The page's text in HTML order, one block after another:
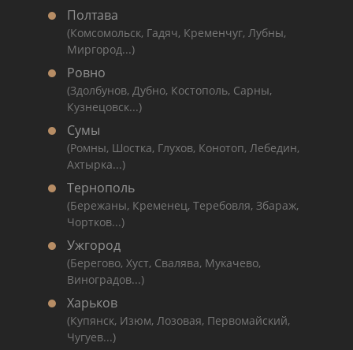
Полтава
(Комсомольск, Гадяч, Кременчуг, Лубны,
Миргород...)
Ровно
(Здолбунов, Дубно, Костополь, Сарны,
Кузнецовск...)
Сумы
(Ромны, Шостка, Глухов, Конотоп, Лебедин,
Ахтырка...)
Тернополь
(Бережаны, Кременец, Теребовля, Збараж,
Чортков...)
Ужгород
(Берегово, Хуст, Свалява, Мукачево,
Виноградов...)
Харьков
(Купянск, Изюм, Лозовая, Первомайский,
Чугуев...)